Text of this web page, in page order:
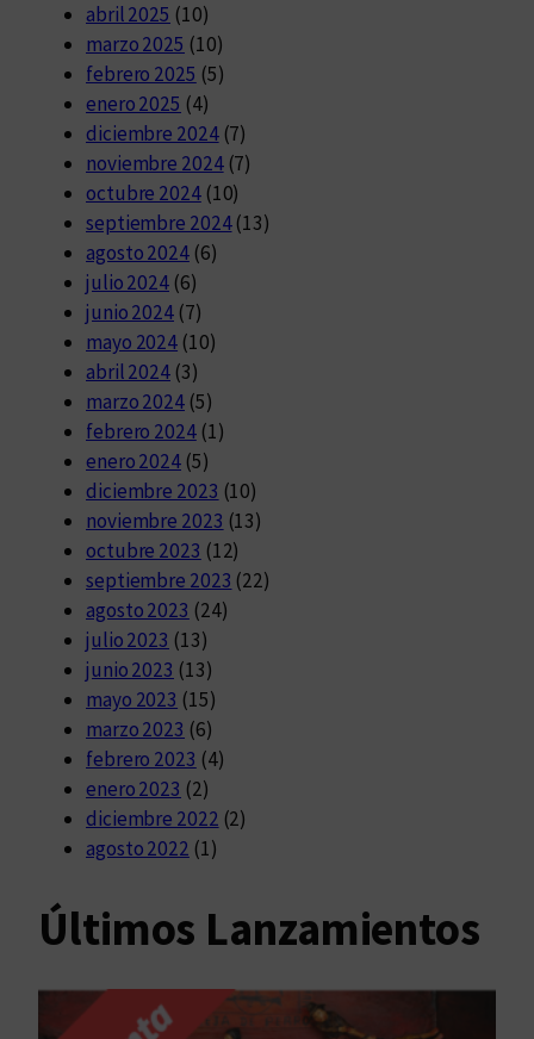
abril 2025 (10)
marzo 2025 (10)
febrero 2025 (5)
enero 2025 (4)
diciembre 2024(7)
noviembre 2024(7)
octubre 2024(10)
septiembre 2024(13)
agosto 2024(6)
julio 2024 (6)
junio 2024 (7)
mayo 2024 (10)
abril 2024 (3)
marzo 2024 (5)
febrero 2024(1)
enero 2024 (5)
diciembre 2023 (10)
noviembre 2023 (13)
octubre 2023 (12)
septiembre 2023 (22)
agosto 2023 (24)
julio 2023 (13)
junio 2023 (13)
mayo 2023 (15)
marzo 2023 (6)
febrero 2023 (4)
enero 2023 (2)
diciembre 2022 (2)
agosto 2022 (1)
Últimos Lanzamientos